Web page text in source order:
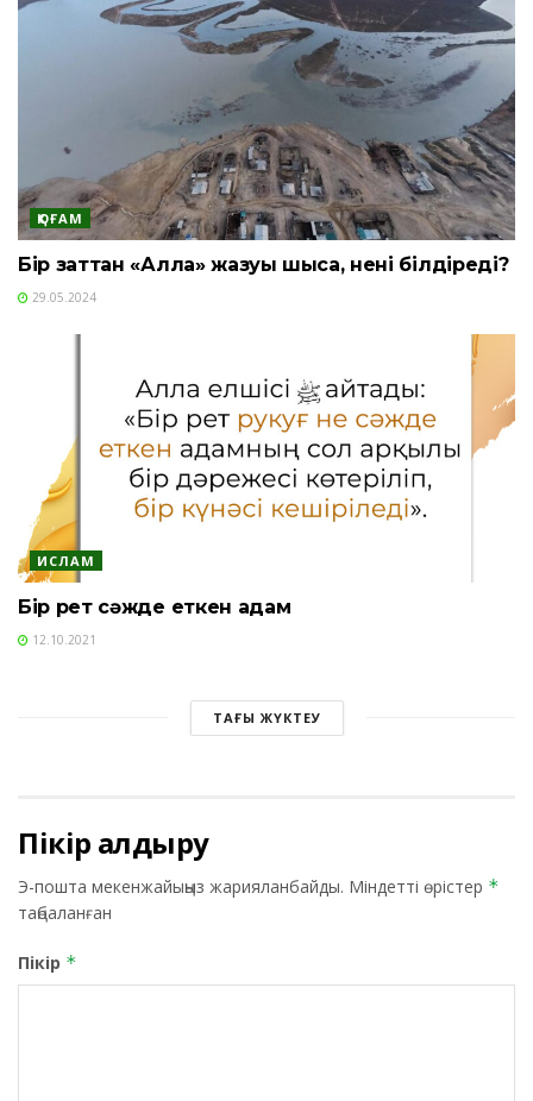
ҚОҒАМ
Бір заттан «Алла» жазуы шықса, нені білдіреді?
29.05.2024
ИСЛАМ
Бір рет сәжде еткен адам
12.10.2021
ТАҒЫ ЖҮКТЕУ
Пікір қалдыру
Э-пошта мекенжайыңыз жарияланбайды. Міндетті өрістер *
таңбаланған
Пікір *